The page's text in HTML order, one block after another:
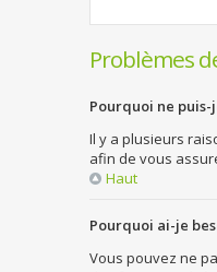
Problèmes
Pourquoi ne puis-
Il y a plusieurs
afin de vous
Haut
Pourquoi ai-je
Vous pouvez ne